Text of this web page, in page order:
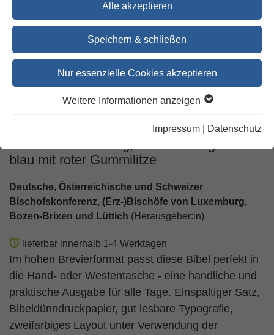
Alle akzeptieren
Speichern & schließen
Nur essenzielle Cookies akzeptieren
Weitere Informationen anzeigen
Impressum Datenschutz
Einheitsübersetzung, Taschenausgabe
blau mit roter Gummilitze
Deutsche, Österreichische und Schweizer
Bischofskonferenz, (Erz-)Bischöfe von Luxemburg,
Bozen-Brixen und Lüttich (Herausgeber:in)
lieferbar innerhalb 1-4 Werktagen
Im hohen Brevierformat passt diese Bibel perfekt in
die Hand- oder Westentasche - eine handliche und
praktische Ausgabe für alle Tage. Einspaltiger Satz,
Bibeldünndruckpapier, gut lesbare Typografie,
zweifarbiges Layout unter Verwendung der